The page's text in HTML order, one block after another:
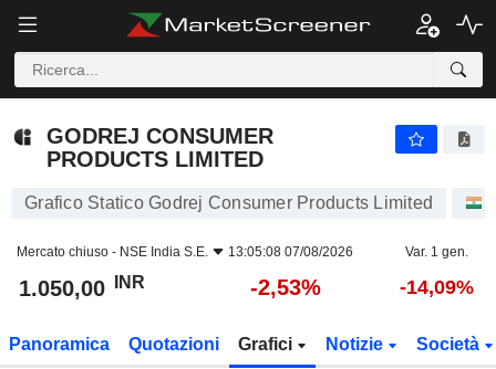
GODREJ CONSUMER
PRODUCTS LIMITED
Grafico Statico Godrej Consumer Products Limited
Mercato chiuso - NSE India S.E. 13:05:08 07/08/2026 Var. 1 gen.
1.050,00 INR -2,53% -14,09%
Panoramica Quotazioni Grafici Notizie Società